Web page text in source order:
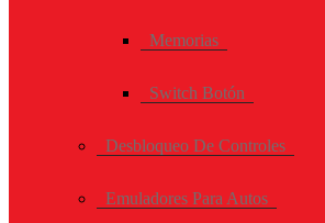
Memorias
Switch Botón
Desbloqueo De Controles
Emuladores Para Autos